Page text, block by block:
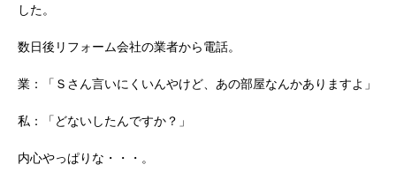
した。
数日後リフォーム会社の業者から電話。
業：「Ｓさん言いにくいんやけど、あの部屋なんかありますよ」
私：「どないしたんですか？」
内心やっぱりな・・・。